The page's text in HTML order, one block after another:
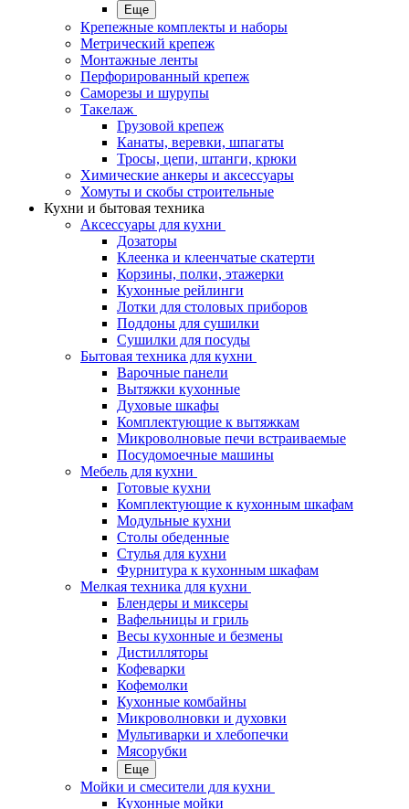
Еще
Крепежные комплекты и наборы
Метрический крепеж
Монтажные ленты
Перфорированный крепеж
Саморезы и шурупы
Такелаж
Грузовой крепеж
Канаты, веревки, шпагаты
Тросы, цепи, штанги, крюки
Химические анкеры и аксессуары
Хомуты и скобы строительные
Кухни и бытовая техника
Аксессуары для кухни
Дозаторы
Клеенка и клеенчатые скатерти
Корзины, полки, этажерки
Кухонные рейлинги
Лотки для столовых приборов
Поддоны для сушилки
Сушилки для посуды
Бытовая техника для кухни
Варочные панели
Вытяжки кухонные
Духовые шкафы
Комплектующие к вытяжкам
Микроволновые печи встраиваемые
Посудомоечные машины
Мебель для кухни
Готовые кухни
Комплектующие к кухонным шкафам
Модульные кухни
Столы обеденные
Стулья для кухни
Фурнитура к кухонным шкафам
Мелкая техника для кухни
Блендеры и миксеры
Вафельницы и гриль
Весы кухонные и безмены
Дистилляторы
Кофеварки
Кофемолки
Кухонные комбайны
Микроволновки и духовки
Мультиварки и хлебопечки
Мясорубки
Еще
Мойки и смесители для кухни
Кухонные мойки